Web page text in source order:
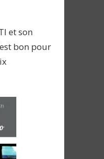
et son
bon pour